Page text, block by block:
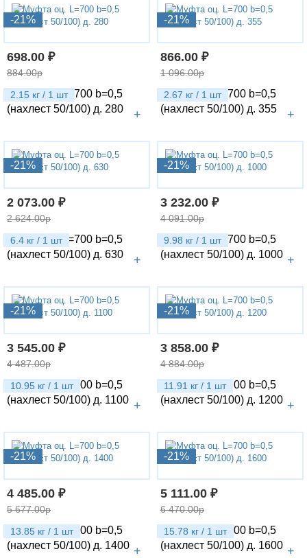
-21%
2.15 кг / 1 шт
698.00 ₽
+
884.00р
Муфта оц. L=700 b=0,5
(нахлест 50/100) д. 280
-21%
2.67 кг / 1 шт
866.00 ₽
+
1 096.00р
Муфта оц. L=700 b=0,5
(нахлест 50/100) д. 355
-21%
6.4 кг / 1 шт
2 073.00 ₽
+
2 624.00р
Муфта оц. L=700 b=0,5
(нахлест 50/100) д. 630
-21%
9.98 кг / 1 шт
3 232.00 ₽
+
4 091.00р
Муфта оц. L=700 b=0,5
(нахлест 50/100) д. 1000
-21%
10.95 кг / 1 шт
3 545.00 ₽
+
4 487.00р
Муфта оц. L=700 b=0,5
(нахлест 50/100) д. 1100
-21%
11.91 кг / 1 шт
3 858.00 ₽
+
4 884.00р
Муфта оц. L=700 b=0,5
(нахлест 50/100) д. 1200
-21%
13.85 кг / 1 шт
4 485.00 ₽
+
5 677.00р
Муфта оц. L=700 b=0,5
(нахлест 50/100) д. 1400
-21%
15.78 кг / 1 шт
5 111.00 ₽
+
6 470.00р
Муфта оц. L=700 b=0,5
(нахлест 50/100) д. 1600